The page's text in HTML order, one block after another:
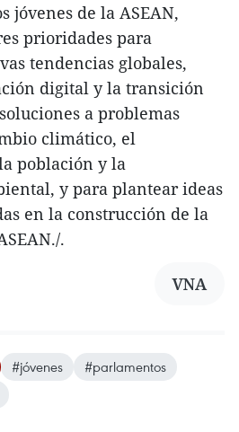
jóvenes de la ASEAN,
prioridades para
tendencias globales,
digital y la transición
a problemas
climático, el
población y la
y para plantear ideas
en la construcción de la
.
VNA
#jóvenes
#parlamentos